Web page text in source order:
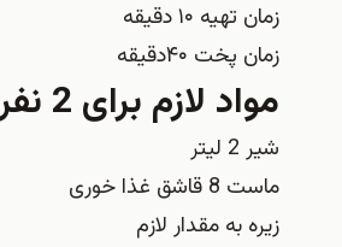
زمان تهیه ۱۰ دقیقه
زمان پخت ۴۰دقیقه
مواد لازم برای 2 نفر
شیر 2 لیتر
ماست‏ 8 قاشق غذا خوری
زیره به مقدار لازم